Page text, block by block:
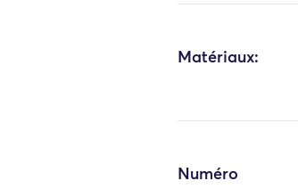
Matériaux:
Numéro